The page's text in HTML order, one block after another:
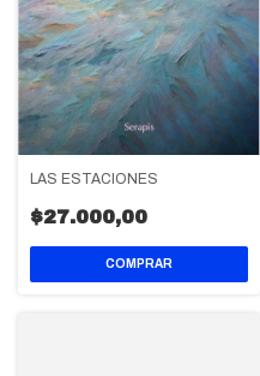
LAS ESTACIONES
$27.000,00